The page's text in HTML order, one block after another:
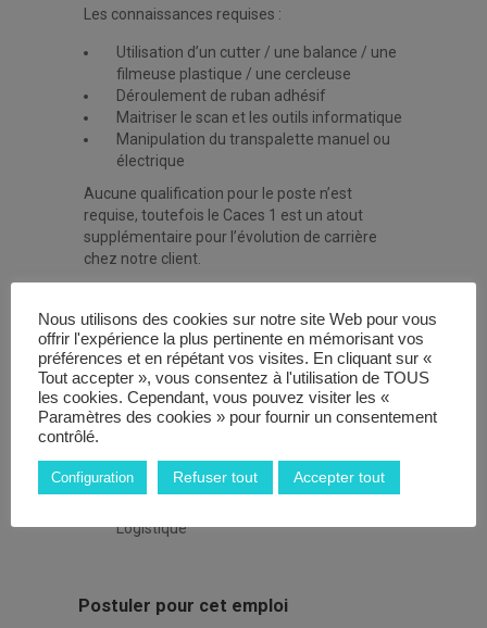
Les connaissances requises :
Utilisation d’un cutter / une balance / une
filmeuse plastique / une cercleuse
Déroulement de ruban adhésif
Maitriser le scan et les outils informatique
Manipulation du transpalette manuel ou
électrique
Aucune qualification pour le poste n’est
requise, toutefois le Caces 1 est un atout
supplémentaire pour l’évolution de carrière
chez notre client.
restaurant
Pour les horaires plusieurs choix, matin 6h00 –
13h30 après-midi 14h00 -21h00 et de journée
08h00-16h00 ou 07h00 – 14h00
Caractéristiques de l'emploi
Catégorie emploi
Logistique
Postuler pour cet emploi
Nous utilisons des cookies sur notre site Web pour vous
offrir l'expérience la plus pertinente en mémorisant vos
préférences et en répétant vos visites. En cliquant sur «
Tout accepter », vous consentez à l'utilisation de TOUS
les cookies. Cependant, vous pouvez visiter les «
Paramètres des cookies » pour fournir un consentement
contrôlé.
Configuration Refuser tout Accepter tout